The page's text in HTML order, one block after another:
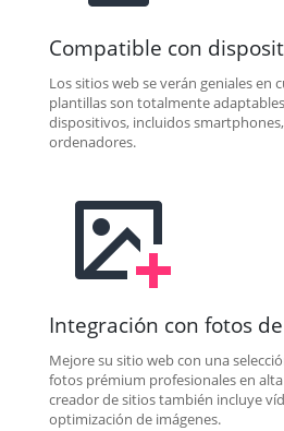
Compatible con
Los sitios web se verán geniales en
plantillas son totalmente
dispositivos, incluidos
ordenadores.
Integración con fotos
Mejore su sitio web con una
fotos prémium profesionales en
creador de sitios también incluye
optimización de imágenes.